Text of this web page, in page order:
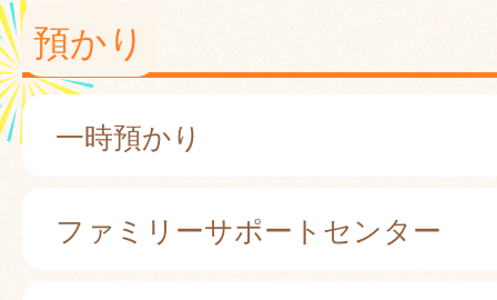
預かり
一時預かり
ファミリーサポートセンター